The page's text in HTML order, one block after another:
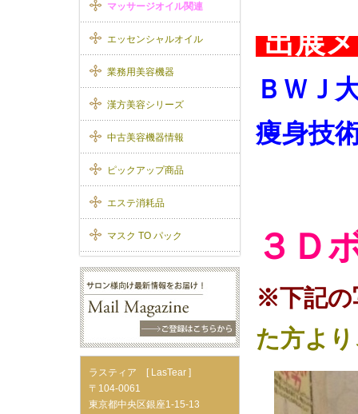
出展
ＢＷＪ
痩身技
３Ｄ
※下記の
た方よ
マッサージオイル関連
エッセンシャルオイル
業務用美容機器
漢方美容シリーズ
中古美容機器情報
ピックアップ商品
エステ消耗品
マスク TO パック
ラスティア [ LasTear ]
〒104-0061
東京都中央区銀座1-15-13